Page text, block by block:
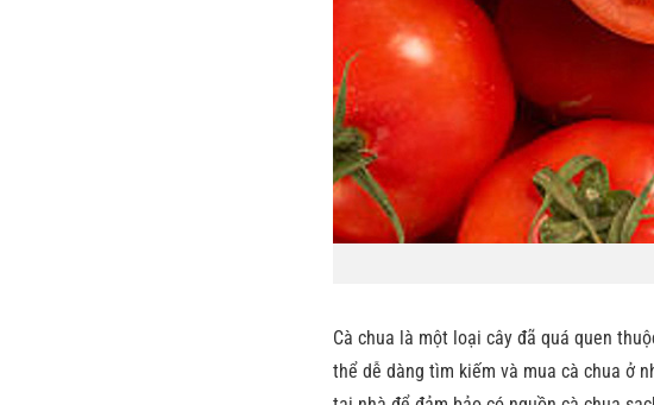
Cà chua là một loại cây đã quá quen
thể dễ dàng tìm kiếm và mua cà chua ở